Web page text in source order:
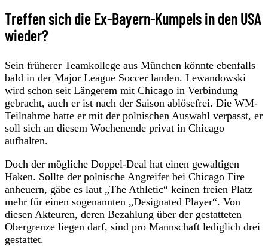
Treffen sich die Ex-Bayern-Kumpels in den USA
wieder?
Sein früherer Teamkollege aus München könnte ebenfalls
bald in der Major League Soccer landen. Lewandowski
wird schon seit Längerem mit Chicago in Verbindung
gebracht, auch er ist nach der Saison ablösefrei. Die WM-
Teilnahme hatte er mit der polnischen Auswahl verpasst, er
soll sich an diesem Wochenende privat in Chicago
aufhalten.
Doch der mögliche Doppel-Deal hat einen gewaltigen
Haken. Sollte der polnische Angreifer bei Chicago Fire
anheuern, gäbe es laut „The Athletic“ keinen freien Platz
mehr für einen sogenannten „Designated Player“. Von
diesen Akteuren, deren Bezahlung über der gestatteten
Obergrenze liegen darf, sind pro Mannschaft lediglich drei
gestattet.